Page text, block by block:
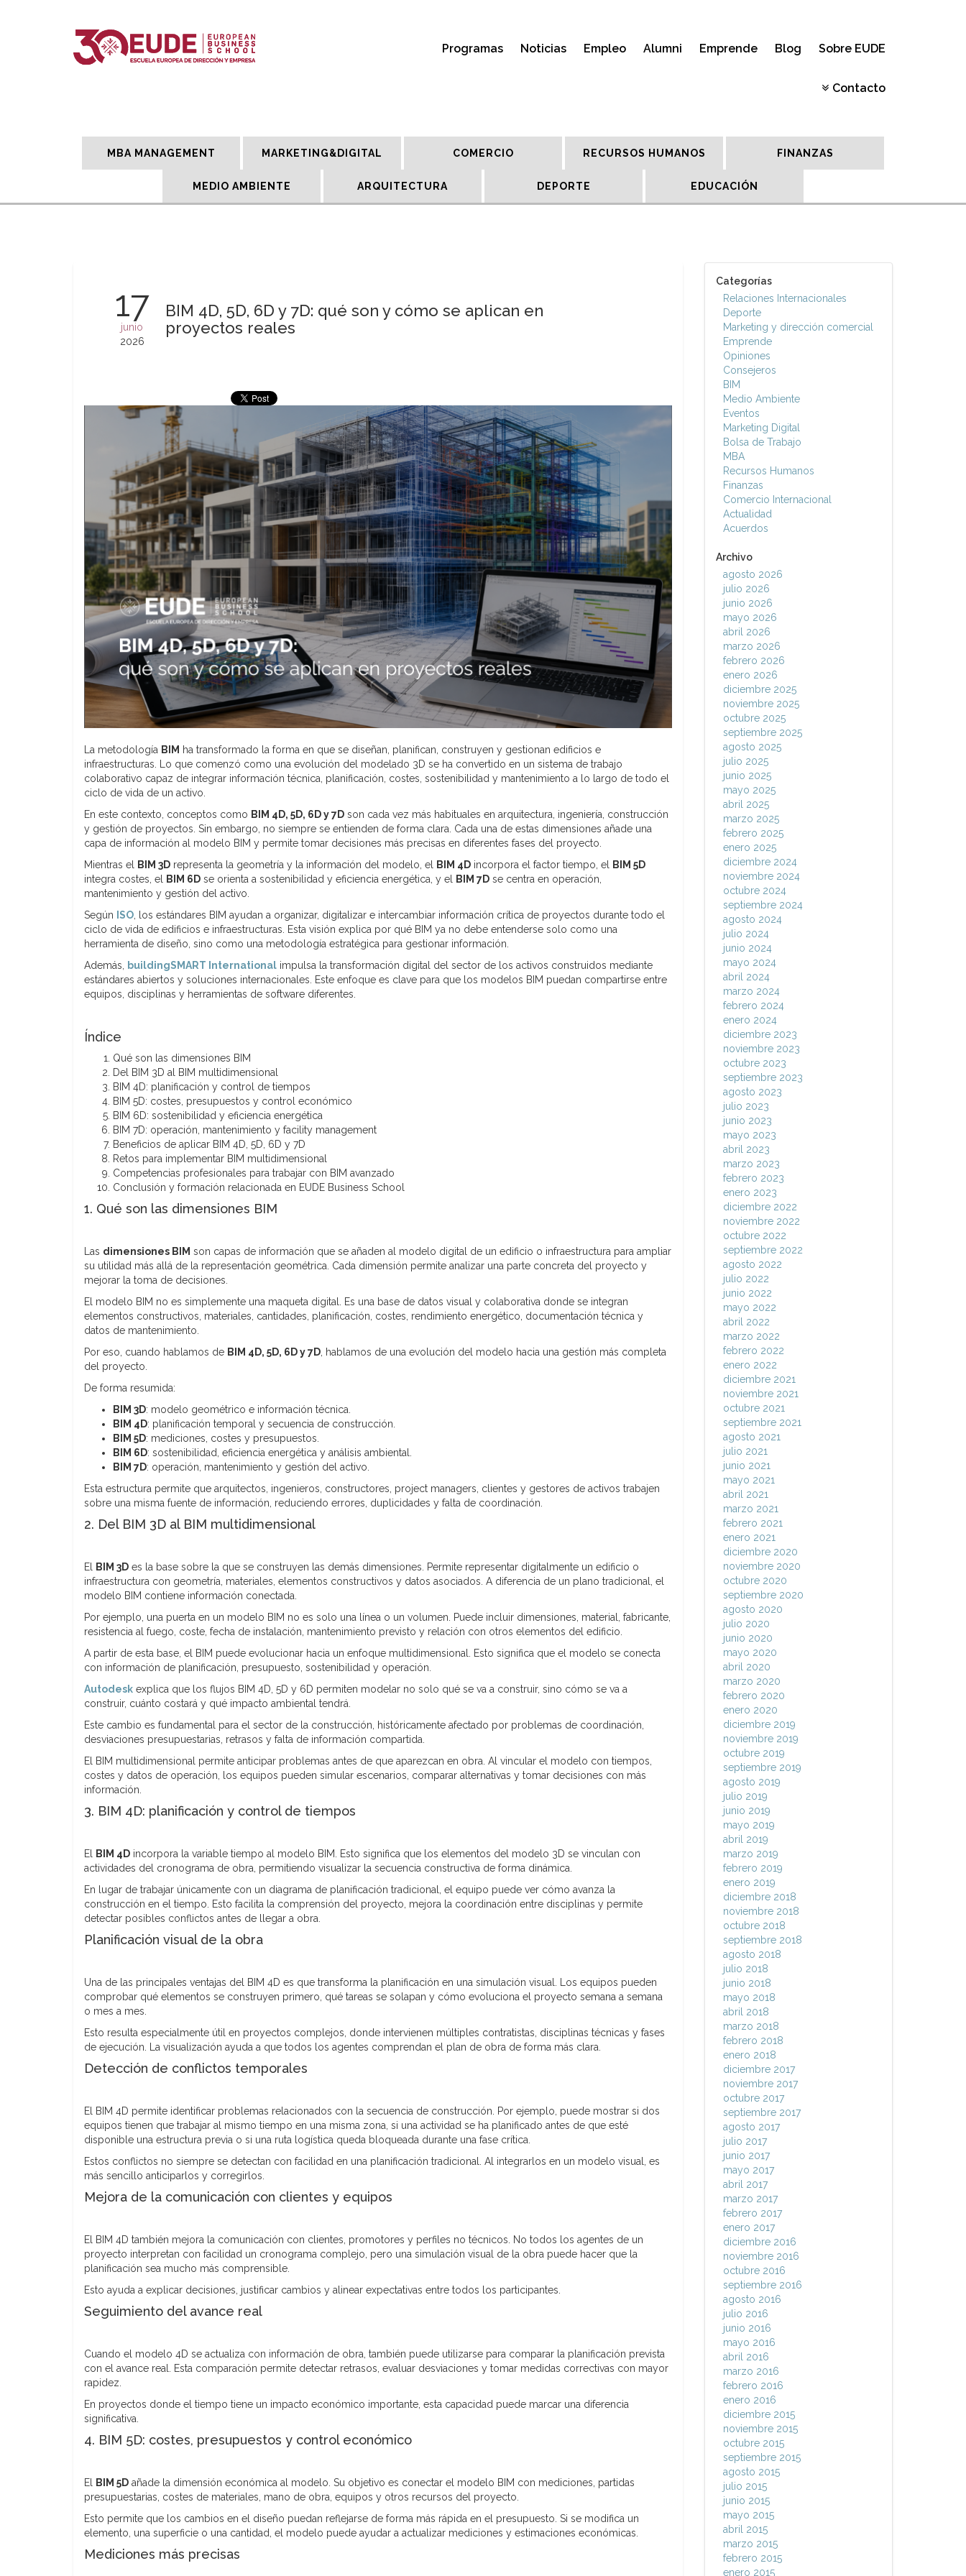
Programas Noticias Empleo Alumni Emprende Blog Sobre EUDE
Contacto
MBA MANAGEMENT MARKETING&DIGITAL COMERCIO RECURSOS HUMANOS FINANZAS
MEDIO AMBIENTE ARQUITECTURA DEPORTE EDUCACIÓN
17
junio
2026
BIM 4D, 5D, 6D y 7D: qué son y cómo se aplican en
proyectos reales
La metodología BIM ha transformado la forma en que se diseñan, planifican, construyen y gestionan edificios e
infraestructuras. Lo que comenzó como una evolución del modelado 3D se ha convertido en un sistema de trabajo
colaborativo capaz de integrar información técnica, planificación, costes, sostenibilidad y mantenimiento a lo largo de todo el
ciclo de vida de un activo.
En este contexto, conceptos como BIM 4D, 5D, 6D y 7D son cada vez más habituales en arquitectura, ingeniería, construcción
y gestión de proyectos. Sin embargo, no siempre se entienden de forma clara. Cada una de estas dimensiones añade una
capa de información al modelo BIM y permite tomar decisiones más precisas en diferentes fases del proyecto.
Mientras el
BIM 3D representa la geometría y la información del modelo, el BIM 4D incorpora el factor tiempo, el
BIM 5D
integra costes, el
BIM 6D se orienta a sostenibilidad y eficiencia energética, y el BIM 7D se centra en operación,
mantenimiento y gestión del activo.
Según ISO , los estándares BIM ayudan a organizar, digitalizar e intercambiar información crítica de proyectos durante todo el
ciclo de vida de edificios e infraestructuras. Esta visión explica por qué BIM ya no debe entenderse solo como una
herramienta de diseño, sino como una metodología estratégica para gestionar información.
Además,
buildingSMART International impulsa la transformación digital del sector de los activos construidos mediante
estándares abiertos y soluciones internacionales. Este enfoque es clave para que los modelos BIM puedan compartirse entre
equipos, disciplinas y herramientas de software diferentes.
Índice
Qué son las dimensiones BIM
Del BIM 3D al BIM multidimensional
BIM 4D: planificación y control de tiempos
BIM 5D: costes, presupuestos y control económico
BIM 6D: sostenibilidad y eficiencia energética
BIM 7D: operación, mantenimiento y facility management
Beneficios de aplicar BIM 4D, 5D, 6D y 7D
Retos para implementar BIM multidimensional
Competencias profesionales para trabajar con BIM avanzado
Conclusión y formación relacionada en EUDE Business School
1. Qué son las dimensiones BIM
Las dimensiones BIM son capas de información que se añaden al modelo digital de un edificio o infraestructura para ampliar
su utilidad más allá de la representación geométrica. Cada dimensión permite analizar una parte concreta del proyecto y
mejorar la toma de decisiones.
El modelo BIM no es simplemente una maqueta digital. Es una base de datos visual y colaborativa donde se integran
elementos constructivos, materiales, cantidades, planificación, costes, rendimiento energético, documentación técnica y
datos de mantenimiento.
Por eso, cuando hablamos de BIM 4D, 5D, 6D y 7D , hablamos de una evolución del modelo hacia una gestión más completa
del proyecto.
De forma resumida:
BIM 3D: modelo geométrico e información técnica.
BIM 4D: planificación temporal y secuencia de construcción.
BIM 5D: mediciones, costes y presupuestos.
BIM 6D: sostenibilidad, eficiencia energética y análisis ambiental.
BIM 7D: operación, mantenimiento y gestión del activo.
Esta estructura permite que arquitectos, ingenieros, constructores, project managers, clientes y gestores de activos trabajen
sobre una misma fuente de información, reduciendo errores, duplicidades y falta de coordinación.
2. Del BIM 3D al BIM multidimensional
El BIM 3D es la base sobre la que se construyen las demás dimensiones. Permite representar digitalmente un edificio o
infraestructura con geometría, materiales, elementos constructivos y datos asociados. A diferencia de un plano tradicional, el
modelo BIM contiene información conectada.
Por ejemplo, una puerta en un modelo BIM no es solo una línea o un volumen. Puede incluir dimensiones, material, fabricante,
resistencia al fuego, coste, fecha de instalación, mantenimiento previsto y relación con otros elementos del edificio.
A partir de esta base, el BIM puede evolucionar hacia un enfoque multidimensional. Esto significa que el modelo se conecta
con información de planificación, presupuesto, sostenibilidad y operación.
Autodesk explica que los flujos BIM 4D, 5D y 6D permiten modelar no solo qué se va a construir, sino cómo se va a
construir, cuánto costará y qué impacto ambiental tendrá.
Este cambio es fundamental para el sector de la construcción, históricamente afectado por problemas de coordinación,
desviaciones presupuestarias, retrasos y falta de información compartida.
El BIM multidimensional permite anticipar problemas antes de que aparezcan en obra. Al vincular el modelo con tiempos,
costes y datos de operación, los equipos pueden simular escenarios, comparar alternativas y tomar decisiones con más
información.
3. BIM 4D: planificación y control de tiempos
El BIM 4D incorpora la variable tiempo al modelo BIM. Esto significa que los elementos del modelo 3D se vinculan con
actividades del cronograma de obra, permitiendo visualizar la secuencia constructiva de forma dinámica.
En lugar de trabajar únicamente con un diagrama de planificación tradicional, el equipo puede ver cómo avanza la
construcción en el tiempo. Esto facilita la comprensión del proyecto, mejora la coordinación entre disciplinas y permite
detectar posibles conflictos antes de llegar a obra.
Planificación visual de la obra
Una de las principales ventajas del BIM 4D es que transforma la planificación en una simulación visual. Los equipos pueden
comprobar qué elementos se construyen primero, qué tareas se solapan y cómo evoluciona el proyecto semana a semana
o mes a mes.
Esto resulta especialmente útil en proyectos complejos, donde intervienen múltiples contratistas, disciplinas técnicas y fases
de ejecución. La visualización ayuda a que todos los agentes comprendan el plan de obra de forma más clara.
Detección de conflictos temporales
El BIM 4D permite identificar problemas relacionados con la secuencia de construcción. Por ejemplo, puede mostrar si dos
equipos tienen que trabajar al mismo tiempo en una misma zona, si una actividad se ha planificado antes de que esté
disponible una estructura previa o si una ruta logística queda bloqueada durante una fase crítica.
Estos conflictos no siempre se detectan con facilidad en una planificación tradicional. Al integrarlos en un modelo visual, es
más sencillo anticiparlos y corregirlos.
Mejora de la comunicación con clientes y equipos
El BIM 4D también mejora la comunicación con clientes, promotores y perfiles no técnicos. No todos los agentes de un
proyecto interpretan con facilidad un cronograma complejo, pero una simulación visual de la obra puede hacer que la
planificación sea mucho más comprensible.
Esto ayuda a explicar decisiones, justificar cambios y alinear expectativas entre todos los participantes.
Seguimiento del avance real
Cuando el modelo 4D se actualiza con información de obra, también puede utilizarse para comparar la planificación prevista
con el avance real. Esta comparación permite detectar retrasos, evaluar desviaciones y tomar medidas correctivas con mayor
rapidez.
En proyectos donde el tiempo tiene un impacto económico importante, esta capacidad puede marcar una diferencia
significativa.
4. BIM 5D: costes, presupuestos y control económico
El BIM 5D añade la dimensión económica al modelo. Su objetivo es conectar el modelo BIM con mediciones, partidas
presupuestarias, costes de materiales, mano de obra, equipos y otros recursos del proyecto.
Esto permite que los cambios en el diseño puedan reflejarse de forma más rápida en el presupuesto. Si se modifica un
elemento, una superficie o una cantidad, el modelo puede ayudar a actualizar mediciones y estimaciones económicas.
Mediciones más precisas
Categorías
Relaciones Internacionales
Deporte
Marketing y dirección comercial
Emprende
Opiniones
Consejeros
BIM
Medio Ambiente
Eventos
Marketing Digital
Bolsa de Trabajo
MBA
Recursos Humanos
Finanzas
Comercio Internacional
Actualidad
Acuerdos
Archivo
agosto 2026
julio 2026
junio 2026
mayo 2026
abril 2026
marzo 2026
febrero 2026
enero 2026
diciembre 2025
noviembre 2025
octubre 2025
septiembre 2025
agosto 2025
julio 2025
junio 2025
mayo 2025
abril 2025
marzo 2025
febrero 2025
enero 2025
diciembre 2024
noviembre 2024
octubre 2024
septiembre 2024
agosto 2024
julio 2024
junio 2024
mayo 2024
abril 2024
marzo 2024
febrero 2024
enero 2024
diciembre 2023
noviembre 2023
octubre 2023
septiembre 2023
agosto 2023
julio 2023
junio 2023
mayo 2023
abril 2023
marzo 2023
febrero 2023
enero 2023
diciembre 2022
noviembre 2022
octubre 2022
septiembre 2022
agosto 2022
julio 2022
junio 2022
mayo 2022
abril 2022
marzo 2022
febrero 2022
enero 2022
diciembre 2021
noviembre 2021
octubre 2021
septiembre 2021
agosto 2021
julio 2021
junio 2021
mayo 2021
abril 2021
marzo 2021
febrero 2021
enero 2021
diciembre 2020
noviembre 2020
octubre 2020
septiembre 2020
agosto 2020
julio 2020
junio 2020
mayo 2020
abril 2020
marzo 2020
febrero 2020
enero 2020
diciembre 2019
noviembre 2019
octubre 2019
septiembre 2019
agosto 2019
julio 2019
junio 2019
mayo 2019
abril 2019
marzo 2019
febrero 2019
enero 2019
diciembre 2018
noviembre 2018
octubre 2018
septiembre 2018
agosto 2018
julio 2018
junio 2018
mayo 2018
abril 2018
marzo 2018
febrero 2018
enero 2018
diciembre 2017
noviembre 2017
octubre 2017
septiembre 2017
agosto 2017
julio 2017
junio 2017
mayo 2017
abril 2017
marzo 2017
febrero 2017
enero 2017
diciembre 2016
noviembre 2016
octubre 2016
septiembre 2016
agosto 2016
julio 2016
junio 2016
mayo 2016
abril 2016
marzo 2016
febrero 2016
enero 2016
diciembre 2015
noviembre 2015
octubre 2015
septiembre 2015
agosto 2015
julio 2015
junio 2015
mayo 2015
abril 2015
marzo 2015
febrero 2015
enero 2015